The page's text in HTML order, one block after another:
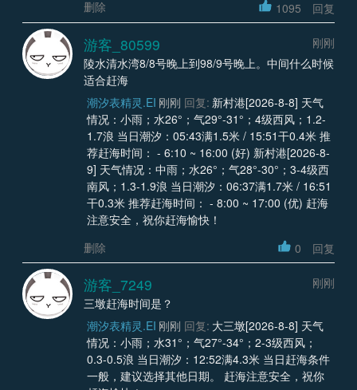
删除
1095 回复
游客_80599
刚刚
陵水清水湾8/8号晚上到98/9号晚上。中间什么时候
适合赶海
潮汐表精灵.EI 刚刚 回复: 新村港[2026-8-8] 天气
情况：小雨；水26°；气29°-31°；4级西风；1.2-
1.7浪 当日潮汐：05:43满1.5米 / 15:51干0.4米 推
荐赶海时间： - 6:10 ~ 16:00 (好) 新村港[2026-8-
9] 天气情况：中雨；水26°；气28°-30°；3-4级西
南风；1.3-1.9浪 当日潮汐：06:37满1.7米 / 16:51
干0.3米 推荐赶海时间： - 8:00 ~ 17:00 (优) 赶海
注意安全，祝你赶海愉快！
删除
0 回复
游客_7249
刚刚
三墩赶海时间是？
潮汐表精灵.EI 刚刚 回复: 大三墩[2026-8-8] 天气
情况：小雨；水31°；气27°-34°；2-3级西风；
0.3-0.5浪 当日潮汐：12:52满4.3米 当日赶海条件
一般，建议选择其他日期。 赶海注意安全，祝你